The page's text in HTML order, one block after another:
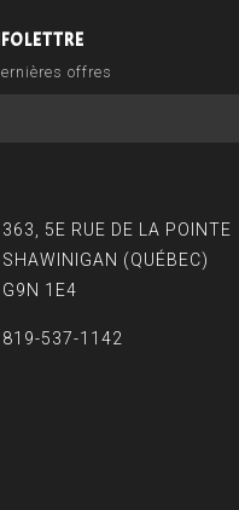
offres
363, 5E RUE DE LA POINTE
SHAWINIGAN (QUÉBEC)
G9N 1E4
819-537-1142